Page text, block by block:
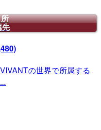
先
の世界で所属する